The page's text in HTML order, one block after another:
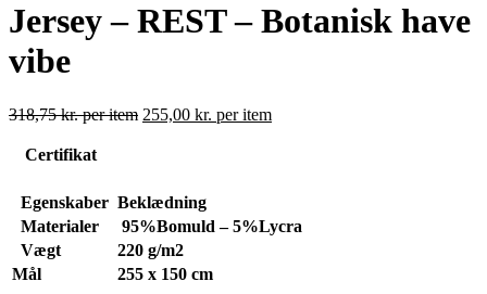
Jersey – REST – Botanisk have
vibe
318,75kr.per item 255,00 kr. per item
Certifikat
Egenskaber Beklædning
Materialer
95%Bomuld – 5%Lycra
Vægt
220 g/m2
Mål
255 x 150 cm